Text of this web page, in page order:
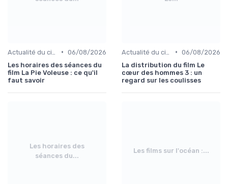
• 06/08/2026
Les horaires des séances du
film La Pie Voleuse : ce qu'il
faut savoir
• 06/08/2026
La distribution du film Le
cœur des hommes 3 : un
regard sur les coulisses
Les horaires des
séances du...
Les films sur l'océan :...